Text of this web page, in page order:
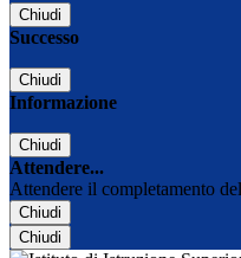
Chiudi
Successo
Chiudi
Informazione
Chiudi
Attendere...
Attendere il completamento
Chiudi
Chiudi